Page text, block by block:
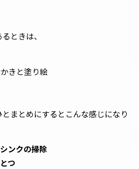
ときは、
きと塗り絵
まとめにするとこんな感じになり
ンクの掃除
つ